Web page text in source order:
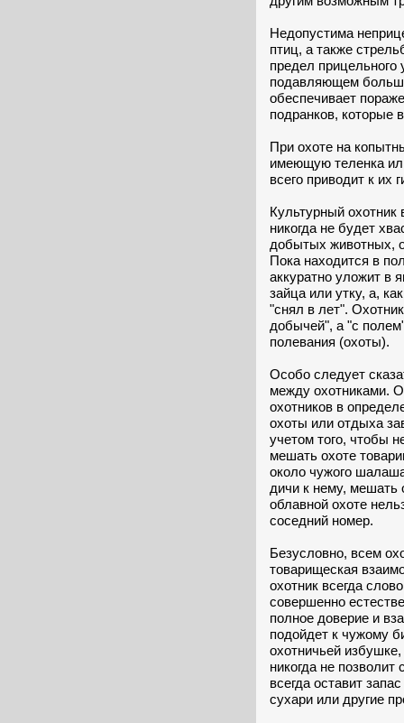
Недопустима
птиц, а также
предел прицельного
подавляющем
обеспечивает
подранков, которые
При охоте на
имеющую теленка
всего приводит к их
Культурный охотник
никогда не будет
добытых животных,
Пока находится в
аккуратно уложит в
зайца или утку, а,
"снял в лет".
добычей", а "с
полевания (охоты).
Особо следует
между охотниками.
охотников в
охоты или отдыха
учетом того, чтобы
мешать охоте
около чужого
дичи к нему,
облавной охоте
соседний номер.
Безусловно, всем
товарищеская
охотник всегда
совершенно
полное доверие и
подойдет к чужому
охотничьей
никогда не позволит
всегда оставит
сухари или другие